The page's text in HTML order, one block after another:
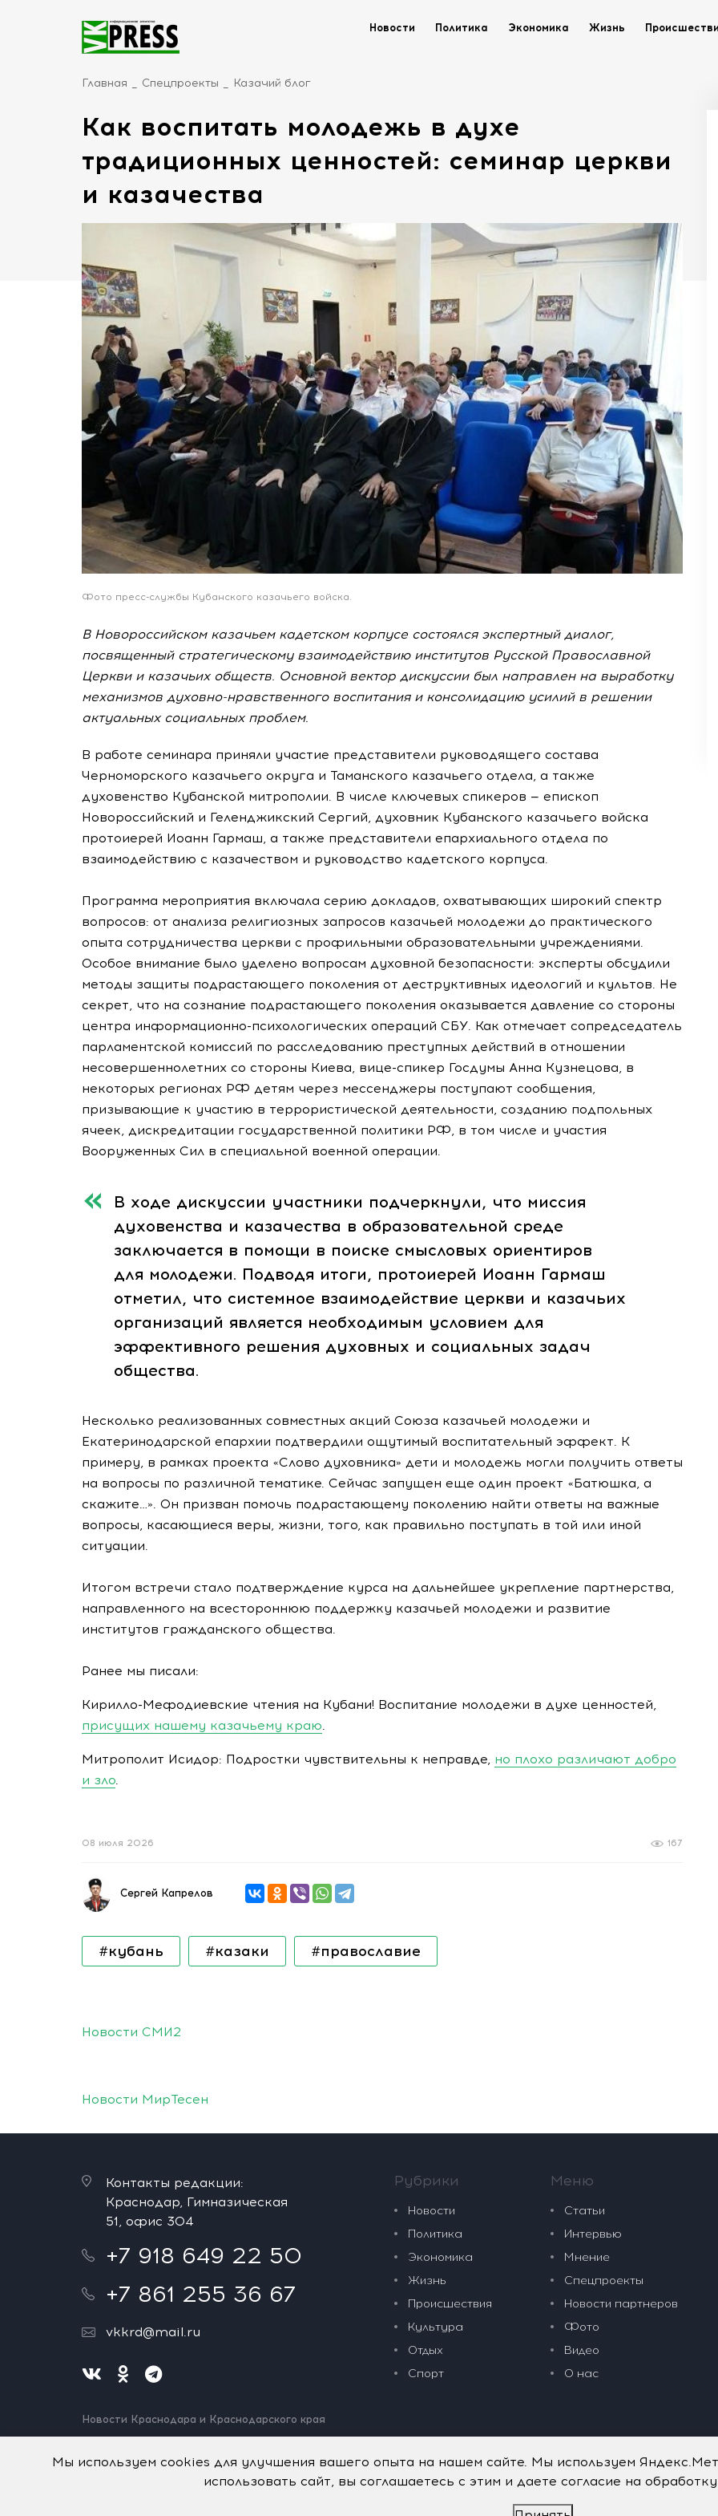
Новости Политика Экономика Жизнь
Главная Спецпроекты Казачий блог
Как воспитать молодежь в духе
традиционных ценностей: семинар церкви
и казачества
Фото пресс-службы Кубанского казачьего войска.
В Новороссийском казачьем кадетском корпусе состоялся экспертный диалог,
посвященный стратегическому взаимодействию институтов Русской Православной
Церкви и казачьих обществ. Основной вектор дискуссии был направлен на выработку
механизмов духовно-нравственного воспитания и консолидацию усилий в решении
актуальных социальных проблем.
В работе семинара приняли участие представители руководящего состава
Черноморского казачьего округа и Таманского казачьего отдела, а также
духовенство Кубанской митрополии. В числе ключевых спикеров — епископ
Новороссийский и Геленджикский Сергий, духовник Кубанского казачьего войска
протоиерей Иоанн Гармаш, а также представители епархиального отдела по
взаимодействию с казачеством и руководство кадетского корпуса.
Программа мероприятия включала серию докладов, охватывающих широкий спектр
вопросов: от анализа религиозных запросов казачьей молодежи до практического
опыта сотрудничества церкви с профильными образовательными учреждениями.
Особое внимание было уделено вопросам духовной безопасности: эксперты обсудили
методы защиты подрастающего поколения от деструктивных идеологий и культов. Не
секрет, что на сознание подрастающего поколения оказывается давление со стороны
центра информационно-психологических операций СБУ. Как отмечает сопредседатель
парламентской комиссий по расследованию преступных действий в отношении
несовершеннолетних со стороны Киева, вице-спикер Госдумы Анна Кузнецова, в
некоторых регионах РФ детям через мессенджеры поступают сообщения,
призывающие к участию в террористической деятельности, созданию подпольных
ячеек, дискредитации государственной политики РФ, в том числе и участия
Вооруженных Сил в специальной военной операции.
В ходе дискуссии участники подчеркнули, что миссия
духовенства и казачества в образовательной среде
заключается в помощи в поиске смысловых ориентиров
для молодежи. Подводя итоги, протоиерей Иоанн Гармаш
отметил, что системное взаимодействие церкви и казачьих
организаций является необходимым условием для
эффективного решения духовных и социальных задач
общества.
Несколько реализованных совместных акций Союза казачьей молодежи и
Екатеринодарской епархии подтвердили ощутимый воспитательный эффект. К
примеру, в рамках проекта «Слово духовника» дети и молодежь могли получить ответы
на вопросы по различной тематике. Сейчас запущен еще один проект «Батюшка, а
скажите…». Он призван помочь подрастающему поколению найти ответы на важные
вопросы, касающиеся веры, жизни, того, как правильно поступать в той или иной
ситуации.
Итогом встречи стало подтверждение курса на дальнейшее укрепление партнерства,
направленного на всестороннюю поддержку казачьей молодежи и развитие
институтов гражданского общества.
Ранее мы писали:
Кирилло-Мефодиевские чтения на Кубани! Воспитание молодежи в духе ценностей,
присущих нашему казачьему краю.
Митрополит Исидор: Подростки чувствительны к неправде, но плохо различают добро
и зло.
167
08 июля 2026
Сергей Капрелов
#кубань #казаки #православие
Новости СМИ2
Новости МирТесен
Контакты редакции:
Краснодар, Гимназическая
51, офис 304
+7 918 649 22 50
+7 861 255 36 67
vkkrd@mail.ru
Новости Краснодара и Краснодарского края
Нашли ошибку? Выделите и нажмите Ctrl+Enter.
Рубрики
Новости
Политика
Экономика
Жизнь
Происшествия
Культура
Отдых
Спорт
Меню
Статьи
Интервью
Мнение
Спецпроекты
Новости партнеров
Фото
Видео
О нас
Политика обработки персональных данных
Мы используем cookies для улучшения вашего опыта на нашем сайте. Мы используем
использовать сайт, вы соглашаетесь с этим и даете согласие на